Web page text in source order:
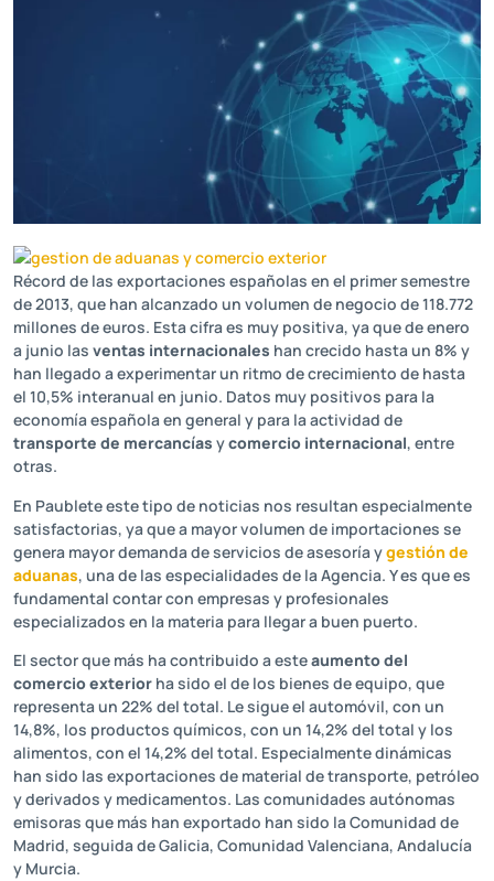
Récord de las exportaciones españolas en el primer semestre
de 2013, que han alcanzado un volumen de negocio de 118.772
millones de euros. Esta cifra es muy positiva, ya que de enero
a junio las ventas internacionales han crecido hasta un 8% y
han llegado a experimentar un ritmo de crecimiento de hasta
el 10,5% interanual en junio. Datos muy positivos para la
economía española en general y para la actividad de
transporte de mercancías ycomercio internacional, entre
otras.
En Paublete este tipo de noticias nos resultan especialmente
satisfactorias, ya que a mayor volumen de importaciones se
genera mayor demanda de servicios de asesoría ygestión de
aduanas, una de las especialidades de la Agencia. Y es que es
fundamental contar con empresas y profesionales
especializados en la materia para llegar a buen puerto.
El sector que más ha contribuido a esteaumento del
comercio exterior ha sido el de los bienes de equipo, que
representa un 22% del total. Le sigue el automóvil, con un
14,8%, los productos químicos, con un 14,2% del total y los
alimentos, con el 14,2% del total. Especialmente dinámicas
han sido las exportaciones de material de transporte, petróleo
y derivados y medicamentos. Las comunidades autónomas
emisoras que más han exportado han sido la Comunidad de
Madrid, seguida de Galicia, Comunidad Valenciana, Andalucía
y Murcia.